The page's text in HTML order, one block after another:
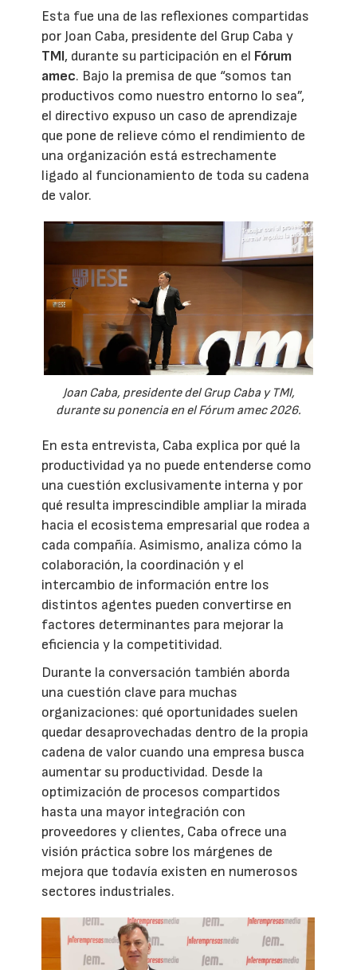
Esta fue una de las reflexiones compartidas
por Joan Caba, presidente del Grup Caba y
TMI, durante su participación en el Fórum
amec. Bajo la premisa de que “somos tan
productivos como nuestro entorno lo sea”,
el directivo expuso un caso de aprendizaje
que pone de relieve cómo el rendimiento de
una organización está estrechamente
ligado al funcionamiento de toda su cadena
de valor.
Joan Caba, presidente del Grup Caba y TMI,
durante su ponencia en el Fórum amec 2026.
En esta entrevista, Caba explica por qué la
productividad ya no puede entenderse como
una cuestión exclusivamente interna y por
qué resulta imprescindible ampliar la mirada
hacia el ecosistema empresarial que rodea a
cada compañía. Asimismo, analiza cómo la
colaboración, la coordinación y el
intercambio de información entre los
distintos agentes pueden convertirse en
factores determinantes para mejorar la
eficiencia y la competitividad.
Durante la conversación también aborda
una cuestión clave para muchas
organizaciones: qué oportunidades suelen
quedar desaprovechadas dentro de la propia
cadena de valor cuando una empresa busca
aumentar su productividad. Desde la
optimización de procesos compartidos
hasta una mayor integración con
proveedores y clientes, Caba ofrece una
visión práctica sobre los márgenes de
mejora que todavía existen en numerosos
sectores industriales.